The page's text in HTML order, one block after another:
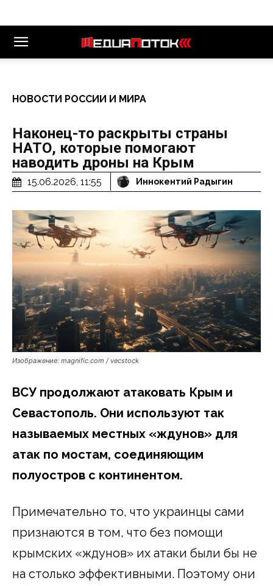
НОВОСТИ РОССИИ И МИРА
Наконец-то раскрыты страны
НАТО, которые помогают
наводить дроны на Крым
15.06.2026, 11:55 Иннокентий Радыгин
Изображение: magnific.com / vecstock
ВСУ продолжают атаковать Крым и
Севастополь. Они используют так
называемых местных «ждунов» для
атак по мостам, соединяющим
полуостров с континентом.
Примечательно то, что украинцы сами
признаются в том, что без помощи
крымских «ждунов» их атаки были бы не
на столько эффективными. Поэтому они